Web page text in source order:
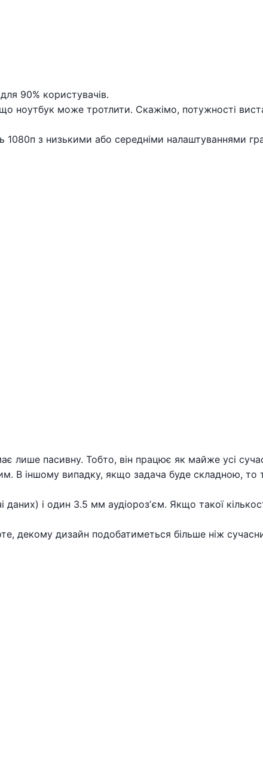
90% користувачів.
ноутбук може тротлити. Скажімо, потужності
з низькими або середніми налаштуваннями
пасивну. Тобто, він працює як майже усі
іншому випадку, якщо задача буде складною, то
і один 3.5 мм аудіорозʼєм. Якщо такої
декому дизайн подобатиметься більше ніж